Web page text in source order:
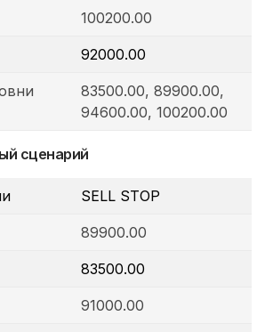
100200.00
92000.00
83500.00, 89900.00,
94600.00, 100200.00
сценарий
SELL STOP
89900.00
83500.00
91000.00